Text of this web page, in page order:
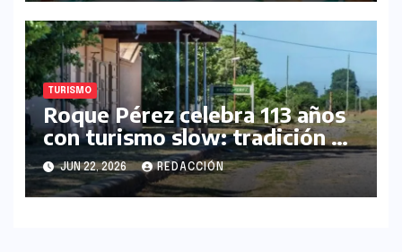
TURISMO
Roque Pérez celebra 113 años
con turismo slow: tradición y
calma en el corazón
bonaerense
JUN 22, 2026 REDACCIÓN